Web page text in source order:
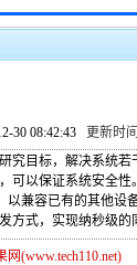
30 08:42:43 更新时间
目标，解决系统若
可以保证系统安全
兼容已有的其他设
方式，实现纳秒级的
网(www.tech110.net)